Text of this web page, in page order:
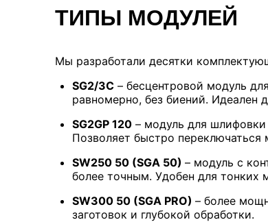
ТИПЫ МОДУЛЕЙ
Мы разработали десятки
SG2/3C– бесцентровой модуль
равномерно, без биений. Идеален
SG2GP 120– модуль для шлифовки
Позволяет быстро
SW250 50 (SGA 50) – модуль с
более точным. Удобен для тонких
SW300 50 (SGA PRO) – более
заготовок и глубокой обработки.